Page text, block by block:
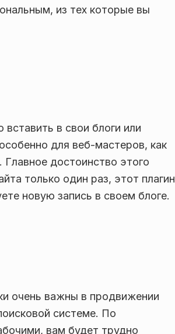
из тех которые вы
в свои блоги или
для веб-мастеров, как
достоинство этого
только один раз, этот плагин
новую запись в своем блоге.
очень важны в продвижении
системе. По
вам будет трудно